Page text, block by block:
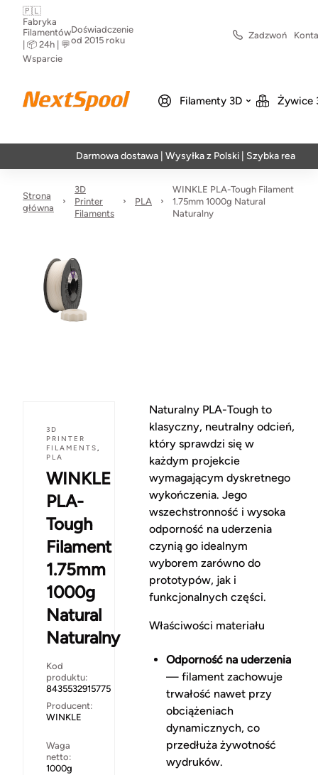
🇵🇱
Fabryka
Filamentów
| 📦 24h | 💬
Wsparcie
Doświadczenie
od 2015 roku
Zadzwoń
Filamenty 3D Żywice
Darmowa dostawa | Wysyłka z Polski | Szybka realizacja w
Strona
główna
3D
Printer
Filaments
PLA
WINKLE PLA-Tough Filament
1.75mm 1000g Natural
Naturalny
3D
PRINTER
FILAMENTS,
PLA
WINKLE
PLA-
Tough
Filament
1.75mm
1000g
Natural
Naturalny
Kod
produktu:
8435532915775
Producent:
WINKLE
Waga
netto:
1000g
Naturalny PLA-Tough to
klasyczny, neutralny odcień,
który sprawdzi się w
każdym projekcie
wymagającym dyskretnego
wykończenia. Jego
wszechstronność i wysoka
odporność na uderzenia
czynią go idealnym
wyborem zarówno do
prototypów, jak i
funkcjonalnych części.
Właściwości materiału
Odporność na uderzenia
— filament zachowuje
trwałość nawet przy
obciążeniach
dynamicznych, co
przedłuża żywotność
wydruków.